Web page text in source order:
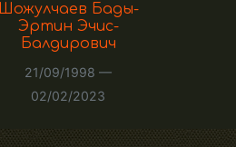
Шожулчаев Бады-
Эртин Эчис-
Балдирович
21/09/1998 —
02/02/2023